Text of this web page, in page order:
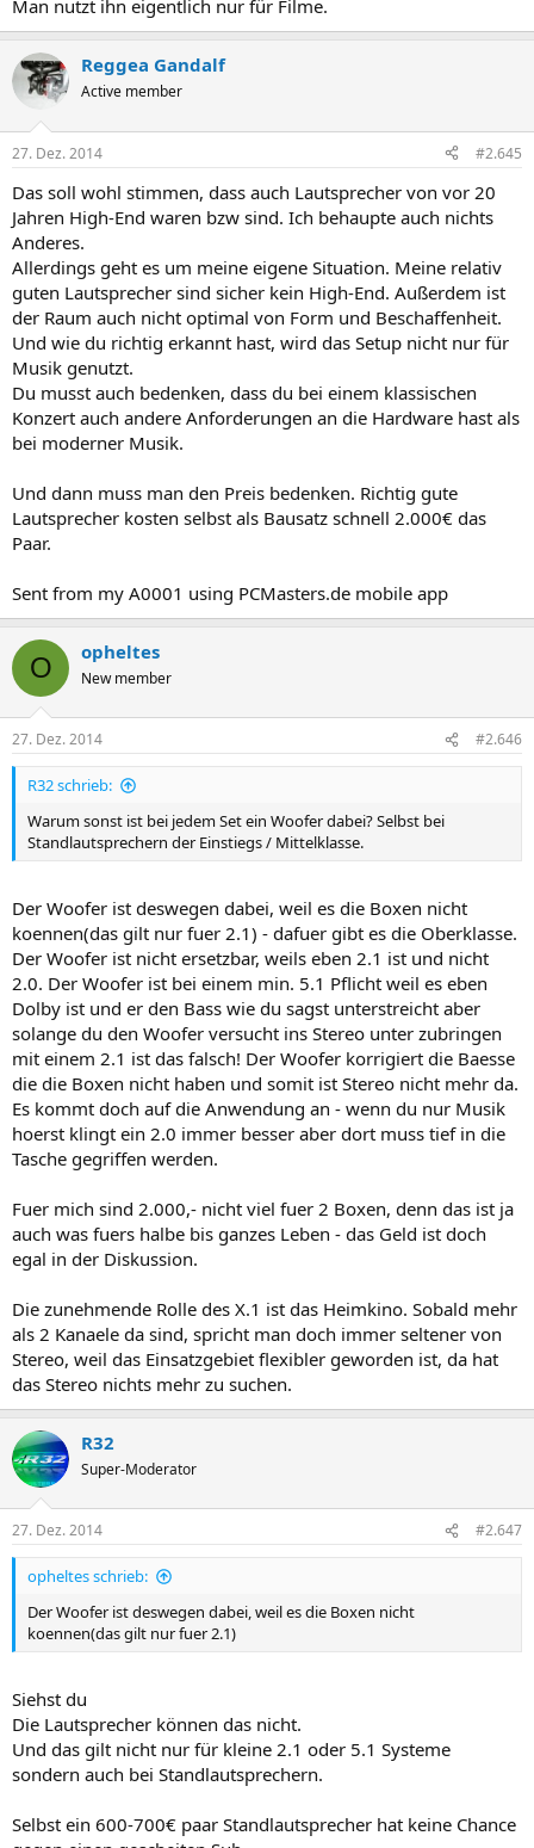
Man nutzt ihn eigentlich nur für Filme.
Reggea Gandalf
Active member
27. Dez. 2014 #2.645
Das soll wohl stimmen, dass auch Lautsprecher von vor 20
Jahren High-End waren bzw sind. Ich behaupte auch nichts
Anderes.
Allerdings geht es um meine eigene Situation. Meine relativ
guten Lautsprecher sind sicher kein High-End. Außerdem ist
der Raum auch nicht optimal von Form und Beschaffenheit.
Und wie du richtig erkannt hast, wird das Setup nicht nur für
Musik genutzt.
Du musst auch bedenken, dass du bei einem klassischen
Konzert auch andere Anforderungen an die Hardware hast als
bei moderner Musik.
Und dann muss man den Preis bedenken. Richtig gute
Lautsprecher kosten selbst als Bausatz schnell 2.000€ das
Paar.
Sent from my A0001 using PCMasters.de mobile app
O opheltes
New member
27. Dez. 2014 #2.646
R32 schrieb:
Warum sonst ist bei jedem Set ein Woofer dabei? Selbst bei
Standlautsprechern der Einstiegs / Mittelklasse.
Der Woofer ist deswegen dabei, weil es die Boxen nicht
koennen(das gilt nur fuer 2.1) - dafuer gibt es die Oberklasse.
Der Woofer ist nicht ersetzbar, weils eben 2.1 ist und nicht
2.0. Der Woofer ist bei einem min. 5.1 Pflicht weil es eben
Dolby ist und er den Bass wie du sagst unterstreicht aber
solange du den Woofer versucht ins Stereo unter zubringen
mit einem 2.1 ist das falsch! Der Woofer korrigiert die Baesse
die die Boxen nicht haben und somit ist Stereo nicht mehr da.
Es kommt doch auf die Anwendung an - wenn du nur Musik
hoerst klingt ein 2.0 immer besser aber dort muss tief in die
Tasche gegriffen werden.
Fuer mich sind 2.000,- nicht viel fuer 2 Boxen, denn das ist ja
auch was fuers halbe bis ganzes Leben - das Geld ist doch
egal in der Diskussion.
Die zunehmende Rolle des X.1 ist das Heimkino. Sobald mehr
als 2 Kanaele da sind, spricht man doch immer seltener von
Stereo, weil das Einsatzgebiet flexibler geworden ist, da hat
das Stereo nichts mehr zu suchen.
R32
Super-Moderator
27. Dez. 2014 #2.647
opheltes schrieb:
Der Woofer ist deswegen dabei, weil es die Boxen nicht
koennen(das gilt nur fuer 2.1)
Siehst du
Die Lautsprecher können das nicht.
Und das gilt nicht nur für kleine 2.1 oder 5.1 Systeme
sondern auch bei Standlautsprechern.
Selbst ein 600-700€ paar Standlautsprecher hat keine Chance